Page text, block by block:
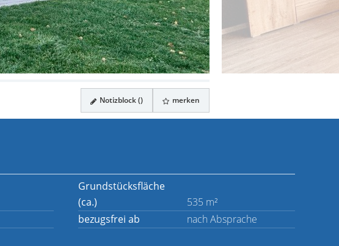
Notizblock () merken
Grundstücksfläche
(ca.)
535 m²
bezugsfrei ab nach Absprache